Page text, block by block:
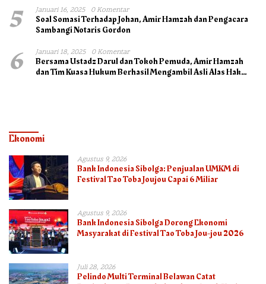
5 Januari 16, 2025 0 Komentar
Soal Somasi Terhadap Johan, Amir Hamzah dan Pengacara
Sambangi Notaris Gordon
6 Januari 18, 2025 0 Komentar
Bersama Ustadz Darul dan Tokoh Pemuda, Amir Hamzah
dan Tim Kuasa Hukum Berhasil Mengambil Asli Alas Hak
Ekonomi
Agustus 9, 2026
Bank Indonesia Sibolga: Penjualan UMKM di
Festival Tao Toba Joujou Capai 6 Miliar
Agustus 9, 2026
Bank Indonesia Sibolga Dorong Ekonomi
Masyarakat di Festival Tao Toba Jou-jou 2026
Juli 28, 2026
Pelindo Multi Terminal Belawan Catat